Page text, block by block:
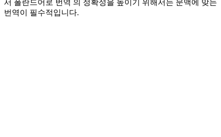
서 폴란드어로 번역 의 정확성을 높이기 위해서는 문맥에 맞는
번역이 필수적입니다.